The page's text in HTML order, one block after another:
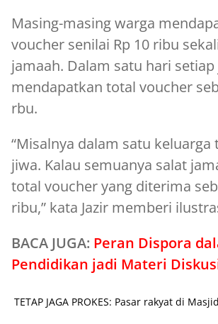
Masing-masing warga
voucher senilai Rp 10 ribu
jamaah. Dalam satu hari
mendapatkan total voucher
rbu.
“Misalnya dalam satu keluarga
jiwa. Kalau semuanya salat
total voucher yang diterima
ribu,” kata Jazir memberi
BACA JUGA: Peran Dispora
Pendidikan jadi Materi
TETAP JAGA PROKES: Pasar rakyat di